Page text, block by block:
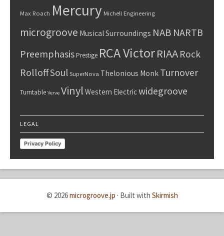
Max Roach Mercury Michell Engineering
microgroove Musical Surroundings NAB NARTB
PreemphasisPrestige RCA VictorRIAA Rock
RolloffSoul SuperNova Thelonious Monk Turnover
Turntable Verve Vinyl Western Electricwidegroove
LEGAL
Privacy Policy
© 2026microgroove.jp · Built with Skirmish